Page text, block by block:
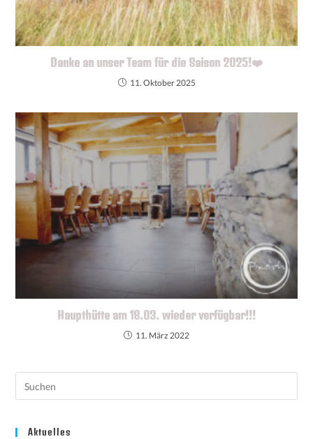
Danke an unser Team für die Saison 2025!❤️
11. Oktober 2025
Haupthütte am 18.03. wieder verfügbar!!!
11. März 2022
Aktuelles